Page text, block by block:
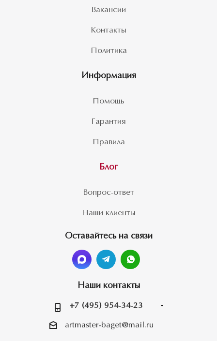
Вакансии
Контакты
Политика
Информация
Помощь
Гарантия
Правила
Блог
Вопрос-ответ
Наши клиенты
Оставайтесь на связи
Наши контакты
+7 (495) 954-34-23
artmaster-baget@mail.ru